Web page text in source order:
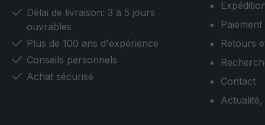
Délai de livraison: 3 à 5 jours
ouvrables
Plus de 100 ans d'expérience
Conseils personnels
Achat sécurisé
Paiement
Retours
Contact